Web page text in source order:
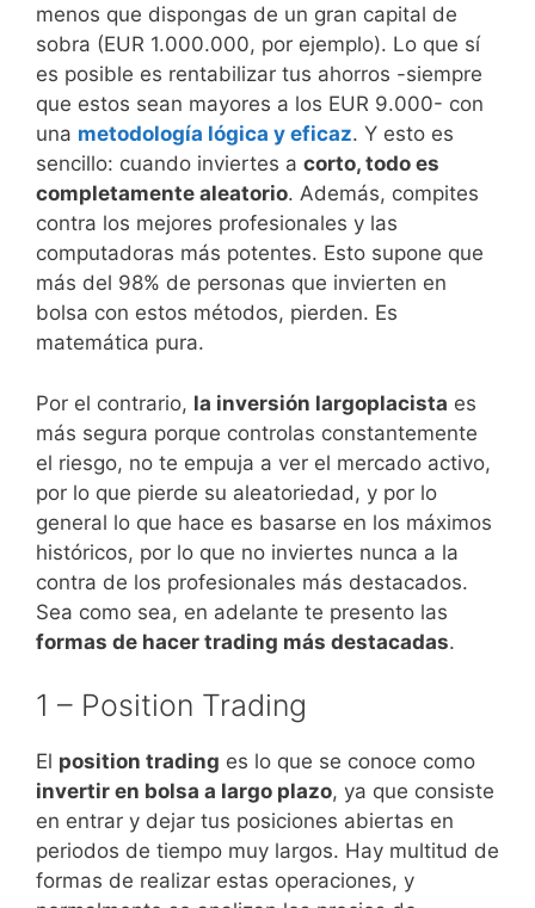
menos que dispongas de un gran capital de
sobra (EUR 1.000.000, por ejemplo). Lo que sí
es posible es rentabilizar tus ahorros -siempre
que estos sean mayores a los EUR 9.000- con
una metodología lógica y eficaz. Y esto es
sencillo: cuando inviertes a corto, todo es
completamente aleatorio. Además, compites
contra los mejores profesionales y las
computadoras más potentes. Esto supone que
más del 98% de personas que invierten en
bolsa con estos métodos, pierden. Es
matemática pura.
Por el contrario, la inversión largoplacista es
más segura porque controlas constantemente
el riesgo, no te empuja a ver el mercado activo,
por lo que pierde su aleatoriedad, y por lo
general lo que hace es basarse en los máximos
históricos, por lo que no inviertes nunca a la
contra de los profesionales más destacados.
Sea como sea, en adelante te presento las
formas de hacer trading más destacadas.
1 – Position Trading
El position trading es lo que se conoce como
invertir en bolsa a largo plazo, ya que consiste
en entrar y dejar tus posiciones abiertas en
periodos de tiempo muy largos. Hay multitud de
formas de realizar estas operaciones, y